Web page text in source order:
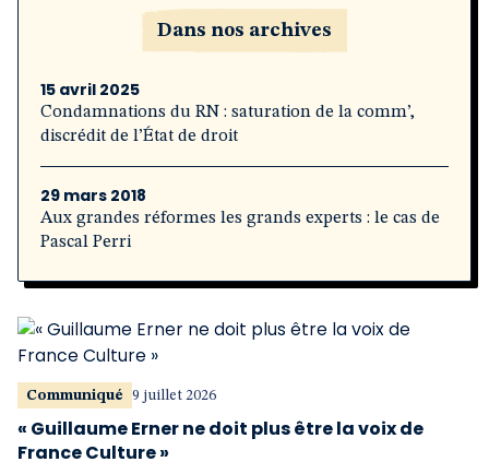
Dans nos archives
15 avril 2025
Condamnations du RN : saturation de la comm’,
discrédit de l’État de droit
29 mars 2018
Aux grandes réformes les grands experts : le cas de
Pascal Perri
Communiqué 9 juillet 2026
« Guillaume Erner ne doit plus être la voix de
France Culture »